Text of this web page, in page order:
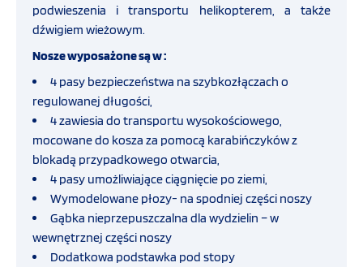
KONTAKT
SKLEP
INTERNETOWY
Ssaki Hersill
Szyny unieruchamiające
Opatrunki hemostatyczne CELOX
Inhalator tlenowy
Transport i ewakuacja
Nosze ratunkowe i specjalistyczne
podwieszenia i transportu helikopterem, a także
dźwigiem wieżowym.
Nosze wyposażone są w :
4 pasy bezpieczeństwa na szybkozłączach o
regulowanej długości,
4 zawiesia do transportu wysokościowego,
mocowane do kosza za pomocą karabińczyków z
blokadą przypadkowego otwarcia,
4 pasy umożliwiające ciągnięcie po ziemi,
Wymodelowane płozy- na spodniej części noszy
Gąbka nieprzepuszczalna dla wydzielin – w
wewnętrznej części noszy
Dodatkowa podstawka pod stopy